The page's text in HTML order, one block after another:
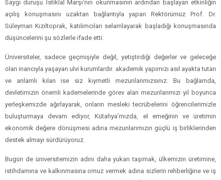
aileleri ile davetliler katıldı.
Saygı duruşu İstiklal Marşı'nın okunmasının ardından başlayan etkinliğin
açılış konuşmasını uzaktan bağlantıyla yapan Rektörümüz Prof. Dr.
düşüncelerini şu sözlerle ifade etti:
Üniversiteler, sadece geçmişiyle değil, yetiştirdiği değerler ve geleceğe
olan inancıyla yaşayan ulvi kurumlardır. akademik yapımızı asıl ayakta tutan
ve anlamlı kılan ise siz kıymetli mezunlarımızsınız. Bu bağlamda,
devletimizin önemli kademelerinde görev alan mezunlarımızı yıl boyunca
yerleşkemizde ağırlayarak, onların mesleki tecrübelerini öğrencilerimizle
buluşturmaya devam ediyor, Kütahya’mızda, el emeğinin ve üretimin
destek almayı sürdürüyoruz.